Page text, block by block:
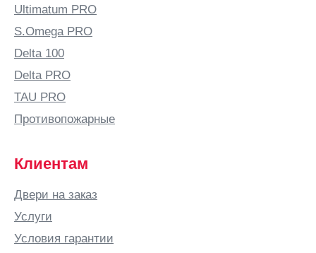
Ultimatum PRO
S.Omega PRO
Delta 100
Delta PRO
TAU PRO
Противопожарные
Клиентам
Двери на заказ
Услуги
Условия гарантии